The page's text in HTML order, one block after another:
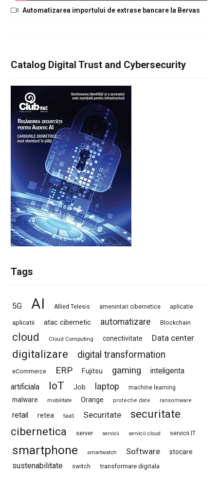
Automatizarea importului de extrase bancare la Bervas
Catalog Digital Trust and Cybersecurity
Tags
5G AI Allied Telesis amenintari cibernetice aplicatie
aplicatii atac cibernetic automatizare Blockchain
cloud Cloud Computing conectivitate Data center
digitalizare digital transformation
eCommerce ERP Fujitsu gaming
inteligenta
artificiala
IoT Job laptop machine learning
malware mobilitate Orange protectie date ransomware
retail retea SaaS Securitate
securitate
cibernetica
server servicii servicii cloud servicii IT
smartphone smartwatch Software stocare
sustenabilitate switch transformare digitala